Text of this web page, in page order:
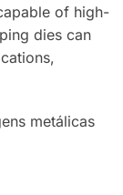
of high-
dies can
metálicas